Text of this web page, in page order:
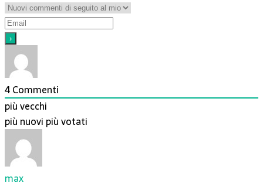
4Commenti
più vecchi
più nuovi più votati
max